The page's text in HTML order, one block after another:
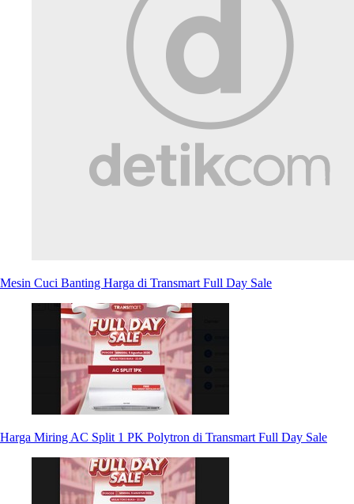
Mesin Cuci Banting Harga di Transmart Full Day Sale
Harga Miring AC Split 1 PK Polytron di Transmart Full Day Sale